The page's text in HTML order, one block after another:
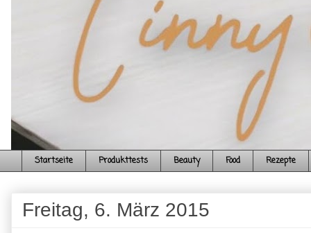
Startseite Produkttests Beauty Food Rezepte
Freitag, 6. März 2015